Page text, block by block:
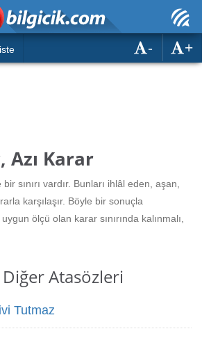
Duvar Yazıları
Hızlı Okuma Testi
Oyun
+
-
Azı Karar
sınırı vardır. Bunları ihlâl eden, aşan,
karşılaşır. Böyle bir sonuçla
ölçü olan karar sınırında kalınmalı,
Atasözleri
Tutmaz